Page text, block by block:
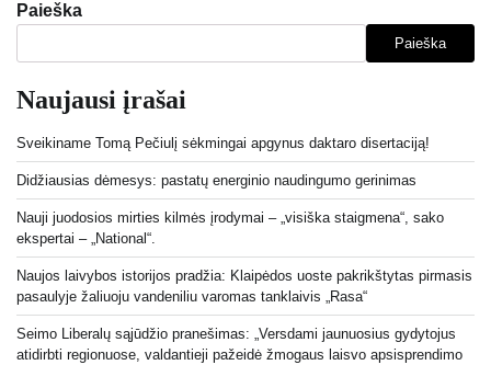
Paieška
Paieška
Naujausi įrašai
Sveikiname Tomą Pečiulį sėkmingai apgynus daktaro disertaciją!
Didžiausias dėmesys: pastatų energinio naudingumo gerinimas
Nauji juodosios mirties kilmės įrodymai – „visiška staigmena“, sako
ekspertai – „National“.
Naujos laivybos istorijos pradžia: Klaipėdos uoste pakrikštytas pirmasis
pasaulyje žaliuoju vandeniliu varomas tanklaivis „Rasa“
Seimo Liberalų sąjūdžio pranešimas: „Versdami jaunuosius gydytojus
atidirbti regionuose, valdantieji pažeidė žmogaus laisvo apsisprendimo